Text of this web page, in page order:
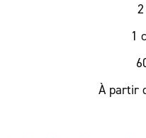
1
À partir